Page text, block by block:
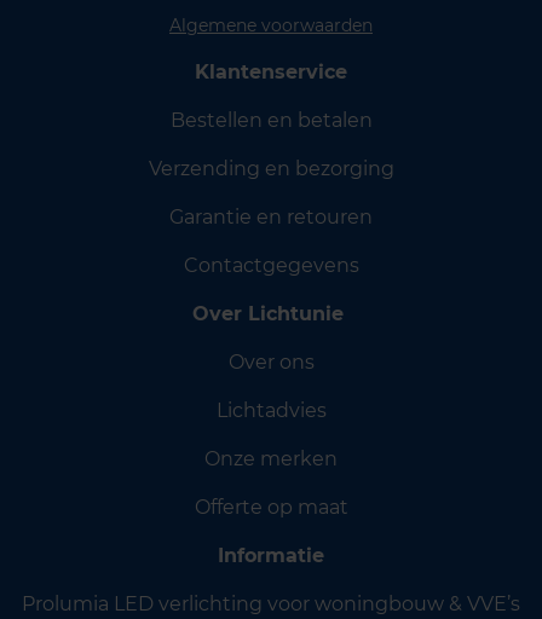
Algemene voorwaarden
Klantenservice
Bestellen en betalen
Verzending en bezorging
Garantie en retouren
Contactgegevens
Over Lichtunie
Over ons
Lichtadvies
Onze merken
Offerte op maat
Informatie
Prolumia LED verlichting voor woningbouw & VVE’s